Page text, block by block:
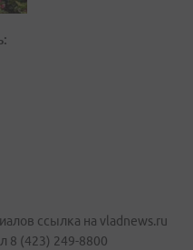
ссылка на vladnews.ru
8 (423) 249-8800